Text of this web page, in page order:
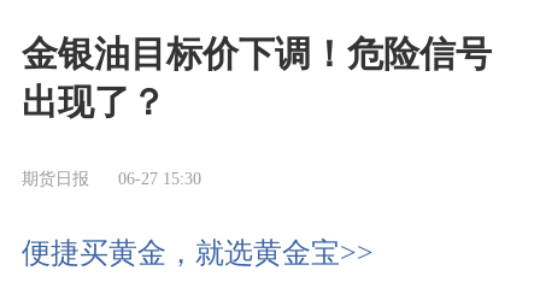
金银油目标价下调！危险信号
出现了？
期货日报 06-27 15:30
便捷买黄金，就选黄金宝>>